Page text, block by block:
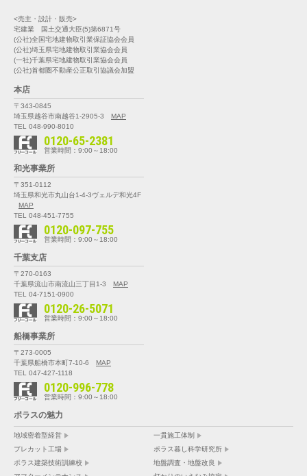
<売主・設計・販売>
宅建業 国土交通大臣(5)第6871号
(公社)全国宅地建物取引業保証協会会員
(公社)埼玉県宅地建物取引業協会会員
(一社)千葉県宅地建物取引業協会会員
(公社)首都圏不動産公正取引協議会加盟
本店
〒343-0845
埼玉県越谷市南越谷1-2905-3
MAP
TEL 048-990-8010
0120-65-2381
営業時間：9:00～18:00
和光事業所
〒351-0112
埼玉県和光市丸山台1-4-3ヴェルデ和光4F
MAP
TEL 048-451-7755
0120-097-755
営業時間：9:00～18:00
千葉支店
〒270-0163
千葉県流山市南流山三丁目1-3
MAP
TEL 04-7151-0900
0120-26-5071
営業時間：9:00～18:00
船橋事業所
〒273-0005
千葉県船橋市本町7-10-6
MAP
TEL 047-427-1118
0120-996-778
営業時間：9:00～18:00
ポラスの魅力
地域密着型経営
一貫施工体制
プレカット工場
ポラス暮し科学研究所
ポラス建築技術訓練校
地盤調査・地盤改良